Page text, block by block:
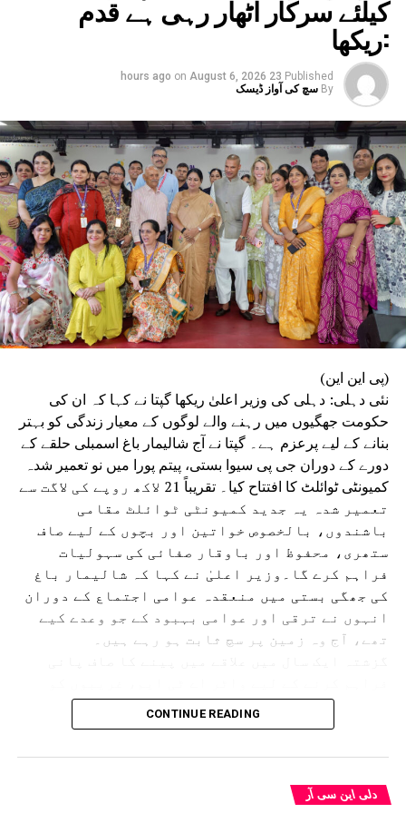
کیلئے سرکار اٹھار رہی ہے قدم
:ریکھا
Published
23 hours ago
on August 6, 2026
By سچ کی آواز ڈیسک
(پی این این)
نئی دہلی: دہلی کی وزیر اعلیٰ ریکھا گپتا نے کہا کہ ان کی
حکومت جھگیوں میں رہنے والے لوگوں کے معیار زندگی کو بہتر
بنانے کے لیے پرعزم ہے۔ گپتا نے آج شالیمار باغ اسمبلی حلقے کے
دورے کے دوران جی پی سیوا بستی، پیتم پورا میں نو تعمیر شدہ
کمیونٹی ٹوائلٹ کا افتتاح کیا۔ تقریباً 21 لاکھ روپے کی لاگت سے
تعمیر شدہ یہ جدید کمیونٹی ٹوائلٹ مقامی
باشندوں، بالخصوص خواتین اور بچوں کے لیے صاف
ستھری، محفوظ اور باوقار صفائی کی سہولیات
فراہم کرے گا۔وزیر اعلیٰ نے کہا کہ شالیمار باغ
کی جھگی بستی میں منعقدہ عوامی اجتماع کے دوران
انہوں نے ترقی اور عوامی بہبود کے جو وعدے کیے
تھے، آج وہ زمین پر سچ ثابت ہو رہے ہیں۔
سستا اور تغذیہ بخش کھانا فراہم کرنے کے لیے اٹل
کینٹین، پانی کی نئی پائپ لائن، سی سی ٹی وی
CONTINUE READING
دلی این سی آر